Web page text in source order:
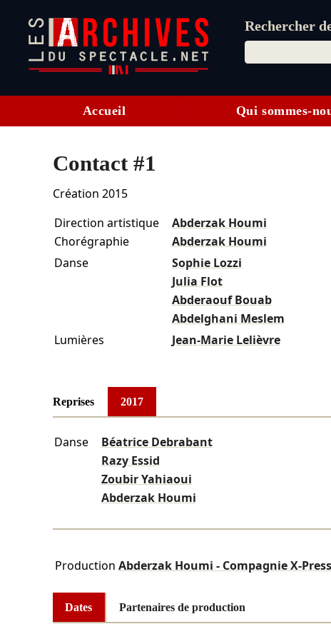
Rechercher
Accueil Qui sommes-
Contact #1
Création 2015
Direction artistique
Abderzak Houmi
Chorégraphie
Abderzak Houmi
Danse
Sophie Lozzi
Julia Flot
Abderaouf Bouab
Abdelghani Meslem
Lumières
Jean-Marie Lelièvre
Reprises 2017
Danse
Béatrice Debrabant
Razy Essid
Zoubir Yahiaoui
Abderzak Houmi
Production Abderzak Houmi - Compagnie X-Press
Dates Partenaires de production